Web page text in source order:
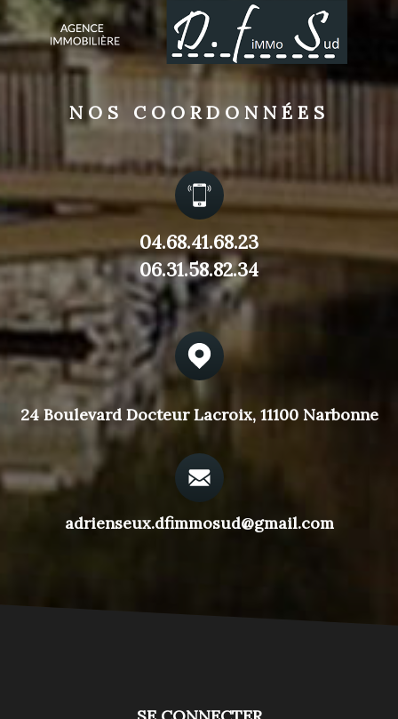
NOS COORDONNÉES
04.68.41.68.23
06.31.58.82.34
adrienseux.dfimmosud@gmail.com
24 Boulevard Docteur Lacroix, 11100 Narbonne